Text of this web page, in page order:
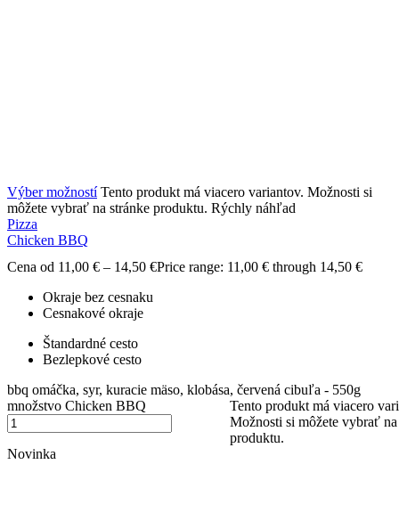
Výber možností Tento produkt má viacero variantov. Možnosti si
môžete vybrať na stránke produktu. Rýchly náhľad
Pizza
Chicken BBQ
Cena od 11,00 € – 14,50 €Price range: 11,00 € through 14,50 €
Okraje bez cesnaku
Cesnakové okraje
Štandardné cesto
Bezlepkové cesto
bbq omáčka, syr, kuracie mäso, klobása, červená cibuľa - 550g
množstvo Chicken BBQ
Tento produkt má viacero
Možnosti si môžete vybrať na
produktu.
Novinka